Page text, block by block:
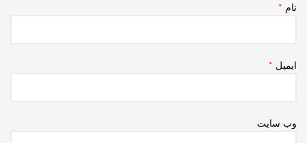
نام *
ایمیل *
وب‌ سایت